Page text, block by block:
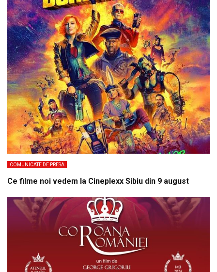
COMUNICATE DE PRESA
Ce filme noi vedem la Cineplexx Sibiu din 9 august